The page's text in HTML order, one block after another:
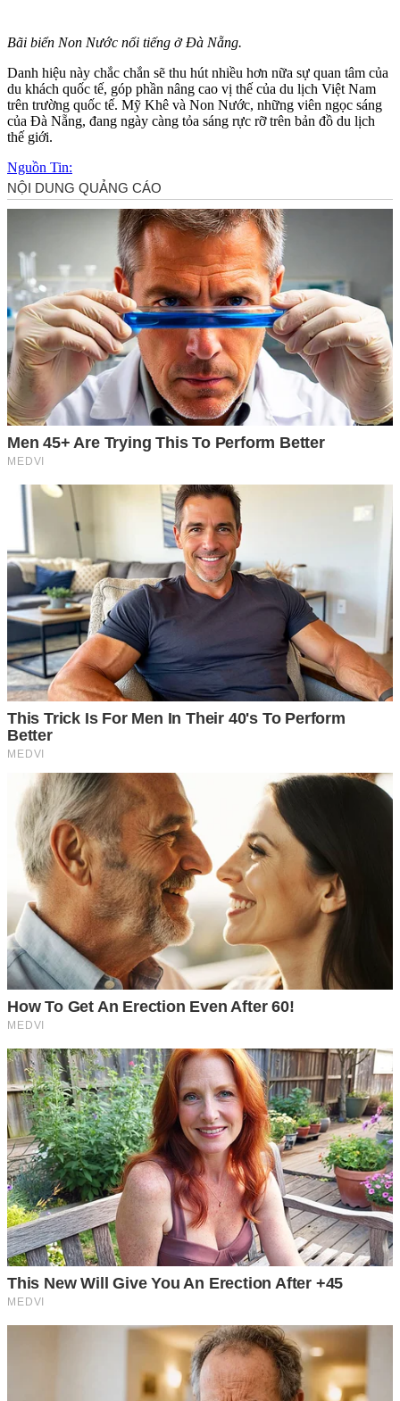
Bãi biển Non Nước nổi tiếng ở Đà Nẵng.
Danh hiệu này chắc chắn sẽ thu hút nhiều hơn nữa sự quan tâm của
du khách quốc tế, góp phần nâng cao vị thế của du lịch Việt Nam
trên trường quốc tế. Mỹ Khê và Non Nước, những viên ngọc sáng
của Đà Nẵng, đang ngày càng tỏa sáng rực rỡ trên bản đồ du lịch
thế giới.
Nguồn Tin: